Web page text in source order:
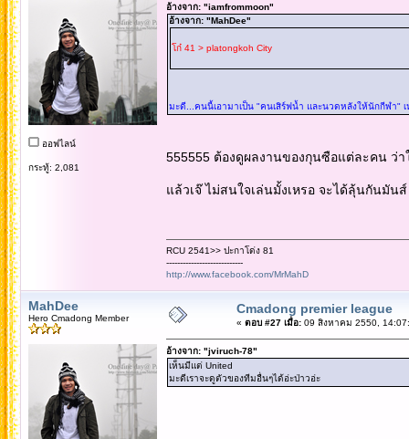
ออฟไลน์
กระทู้: 2,081
อ้างจาก: "iamfrommoon"
อ้างจาก: "MahDee"
โก๋ 41 > platongkoh City
มะดี...คนนี้เอามาเป็น "คนเสิร์ฟน้ำ และนวดหลังให้นักกีฬา" เ
555555 ต้องดูผลงานของกุนซือแต่ละคน ว่
แล้วเจ๊ ไม่สนใจเล่นมั้งเหรอ จะได้ลุ้นกันมัน
RCU 2541>> ปะกาโด่ง 81
----------------------------
http://www.facebook.com/MrMahD
MahDee
Hero Cmadong Member
Cmadong premier league
« ตอบ #27 เมื่อ:09 สิงหาคม 2550,
อ้างจาก: "jviruch-78"
เห็นมีแต่ United
มะดีเราจะดูตัวของทีมอื่นๆได้อ่ะป่าวอ่ะ